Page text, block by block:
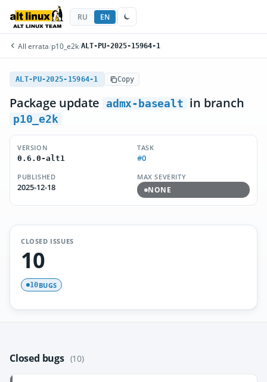
RU EN
All errata/p10_e2k/ALT-PU-2025-15964-1
ALT-PU-2025-15964-1 Copy
Package update admx-basealt in branch
p10_e2k
VERSION
0.6.0-alt1
TASK
#0
PUBLISHED
2025-12-18
MAX SEVERITY
NONE
CLOSED ISSUES
10
10BUGS
Closed bugs (10)